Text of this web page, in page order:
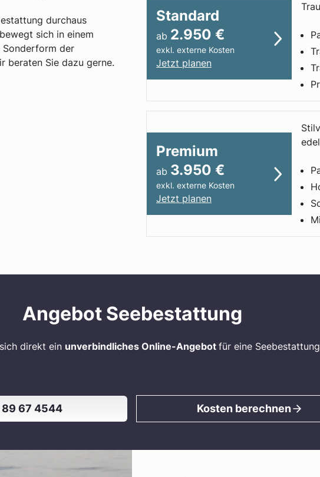
durchaus
sich in einem
der
beraten Sie dazu gerne.
Standard
ab 2.950 €
exkl. externe Kosten
Jetzt planen
Premium
ab 3.950 €
exkl. externe Kosten
Jetzt planen
Angebot Seebestattung
direkt ein unverbindliches Online-Angebot für eine
67 4544 Kosten berechnen